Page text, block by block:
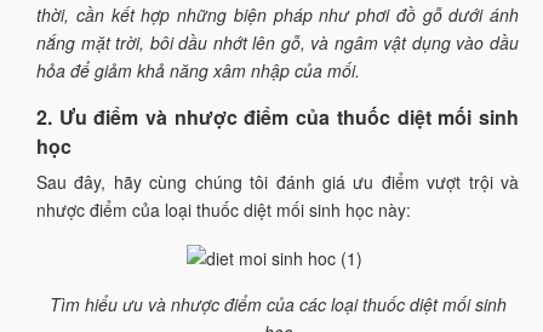
thời, cần kết hợp những biện pháp như phơi đồ gỗ dưới ánh
nắng mặt trời, bôi dầu nhớt lên gỗ, và ngâm vật dụng vào dầu
hỏa để giảm khả năng xâm nhập của mối.
2. Ưu điểm và nhược điểm của thuốc diệt mối sinh
học
Sau đây, hãy cùng chúng tôi đánh giá ưu điểm vượt trội và
nhược điểm của loại thuốc diệt mối sinh học này:
Tìm hiểu ưu và nhược điểm của các loại thuốc diệt mối sinh